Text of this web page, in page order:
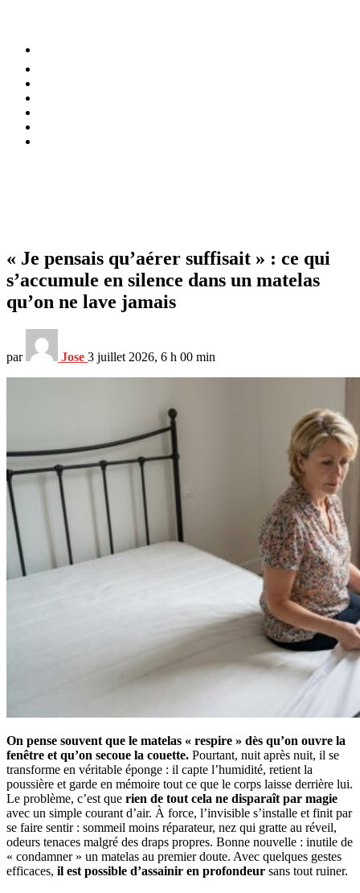
« Je pensais qu’aérer suffisait » : ce qui
s’accumule en silence dans un matelas
qu’on ne lave jamais
par Jose 3 juillet 2026, 6 h 00 min
On pense souvent que le matelas « respire » dès qu’on ouvre la
fenêtre et qu’on secoue la couette. Pourtant, nuit après nuit, il se
transforme en véritable éponge : il capte l’humidité, retient la
poussière et garde en mémoire tout ce que le corps laisse derrière lui.
Le problème, c’est que rien de tout cela ne disparaît par magie
avec un simple courant d’air. À force, l’invisible s’installe et finit par
se faire sentir : sommeil moins réparateur, nez qui gratte au réveil,
odeurs tenaces malgré des draps propres. Bonne nouvelle : inutile de
« condamner » un matelas au premier doute. Avec quelques gestes
efficaces, il est possible d’assainir en profondeur sans tout ruiner.